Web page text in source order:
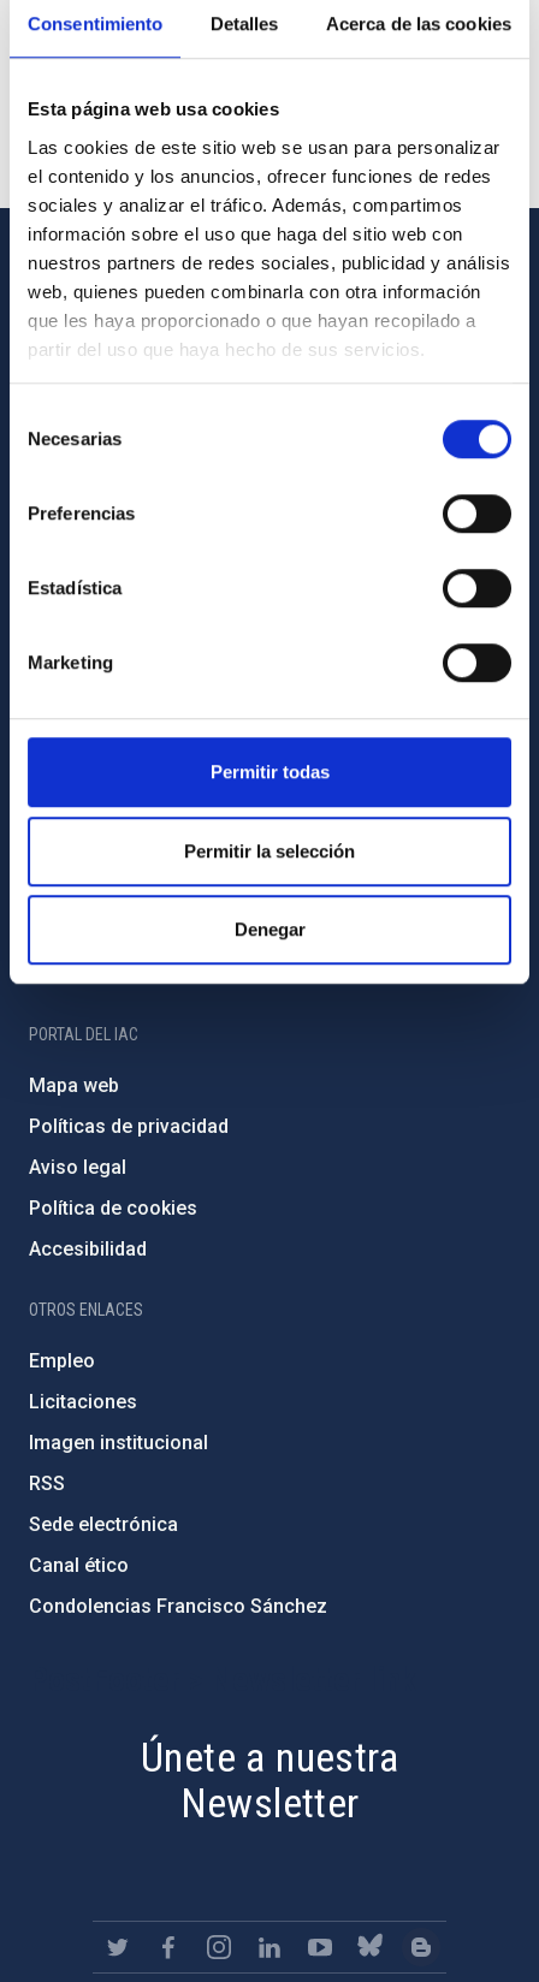
Consentimiento Detalles Acerca de las cookies
Esta página web usa cookies
Las cookies de este sitio web se usan para personalizar
el contenido y los anuncios, ofrecer funciones de redes
sociales y analizar el tráfico. Además, compartimos
información sobre el uso que haga del sitio web con
nuestros partners de redes sociales, publicidad y análisis
web, quienes pueden combinarla con otra información
que les haya proporcionado o que hayan recopilado a
partir del uso que haya hecho de sus servicios.
Necesarias
Preferencias
Estadística
Marketing
Permitir todas
Permitir la selección
Denegar
INFORMACIÓN GENERAL
Contacto
Biblioteca
Medio Ambiente y Sostenibilidad
Proyectos institucionales
Financiación externa
Programa Severo Ochoa
Amigos del IAC
PORTAL DEL IAC
Mapa web
Políticas de privacidad
Aviso legal
Política de cookies
Accesibilidad
OTROS ENLACES
Empleo
Licitaciones
Imagen institucional
RSS
Sede electrónica
Canal ético
Condolencias Francisco Sánchez
Únete a nuestra
Newsletter